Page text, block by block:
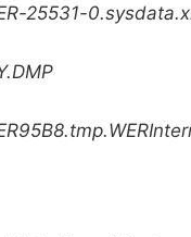
25531-0.